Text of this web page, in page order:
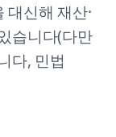
신해 재산·
습니다(다만
다, 민법